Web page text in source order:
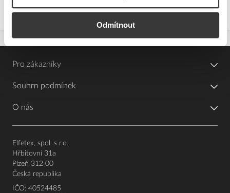
Odmítnout
Pro zákazníky
Souhrn podmínek
O nás
Elfetex, spol. s r.o.
Hřbitovní 31a
Plzeň 312 00
Česká republika
IČO: 40524485